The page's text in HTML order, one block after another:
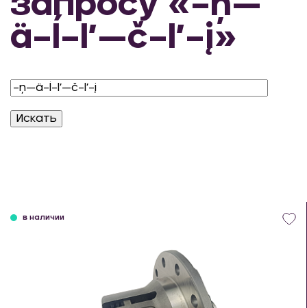
ä–ĺ–ľ—č–ľ–į»
в наличии